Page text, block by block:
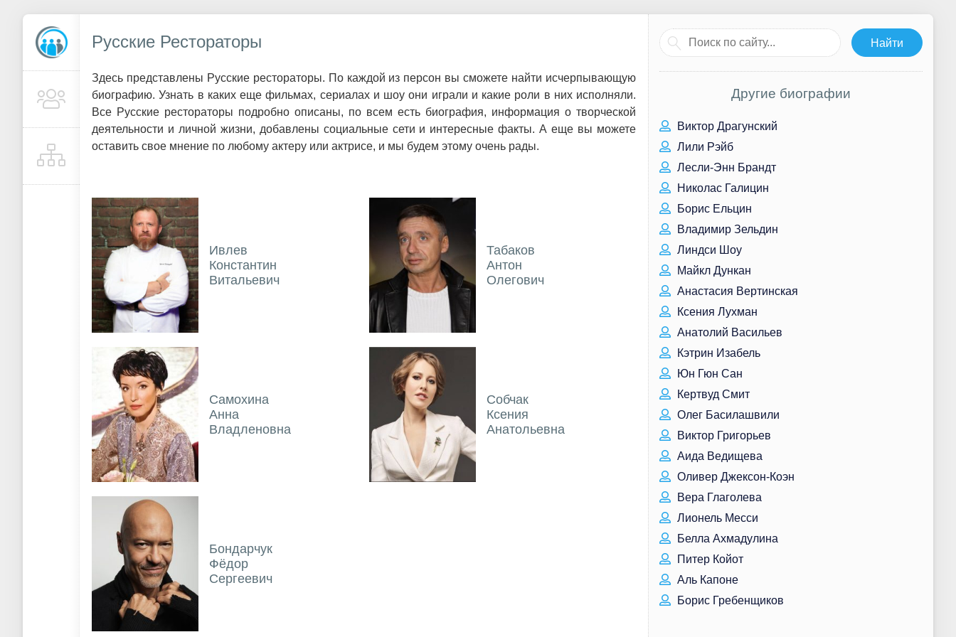
Русские Рестораторы
Здесь представлены Русские рестораторы. По каждой из персон вы сможете найти исчерпывающую
биографию. Узнать в каких еще фильмах, сериалах и шоу они играли и какие роли в них исполняли.
Все Русские рестораторы подробно описаны, по всем есть биография, информация о творческой
деятельности и личной жизни, добавлены социальные сети и интересные факты. А еще вы можете
оставить свое мнение по любому актеру или актрисе, и мы будем этому очень рады.
Ивлев
Константин
Витальевич
Табаков
Антон
Олегович
Самохина
Анна
Владленовна
Собчак
Ксения
Анатольевна
Бондарчук
Фёдор
Сергеевич
Другие биографии
Виктор Драгунский
Лили Рэйб
Лесли-Энн Брандт
Николас Галицин
Борис Ельцин
Владимир Зельдин
Линдси Шоу
Майкл Дункан
Анастасия Вертинская
Ксения Лухман
Анатолий Васильев
Кэтрин Изабель
Юн Гюн Сан
Кертвуд Смит
Олег Басилашвили
Виктор Григорьев
Аида Ведищева
Оливер Джексон-Коэн
Вера Глаголева
Лионель Месси
Белла Ахмадулина
Питер Койот
Аль Капоне
Борис Гребенщиков